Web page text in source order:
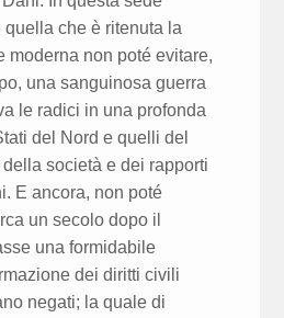
che è ritenuta la
moderna non poté evitare,
una sanguinosa guerra
le radici in una profonda
del Nord e quelli del
società e dei rapporti
E ancora, non poté
un secolo dopo il
una formidabile
dei diritti civili
negati; la quale di